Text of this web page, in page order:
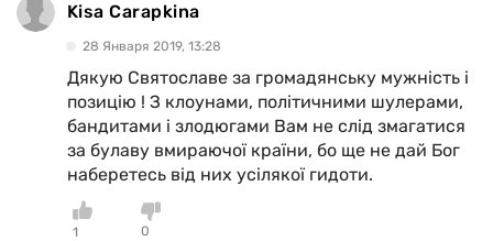
Kisa Carapkina
28 Января 2019, 13:28
Дякую Святославе за громадянську мужність і
позицію ! З клоунами, політичними шулерами,
бандитами і злодюгами Вам не слід змагатися
за булаву вмираючої країни, бо ще не дай Бог
наберетесь від них усілякої гидоти.
1
0